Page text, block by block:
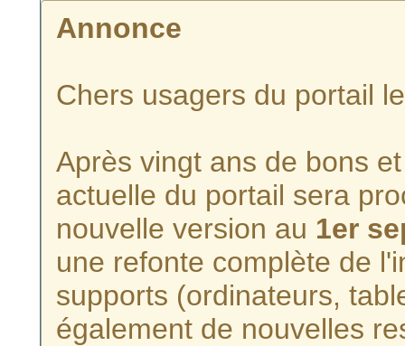
Annonce
Chers usagers du portail
Après vingt ans de bons
actuelle du portail sera
nouvelle version au 1er
une refonte complète de
supports (ordinateurs,
également de nouvelles